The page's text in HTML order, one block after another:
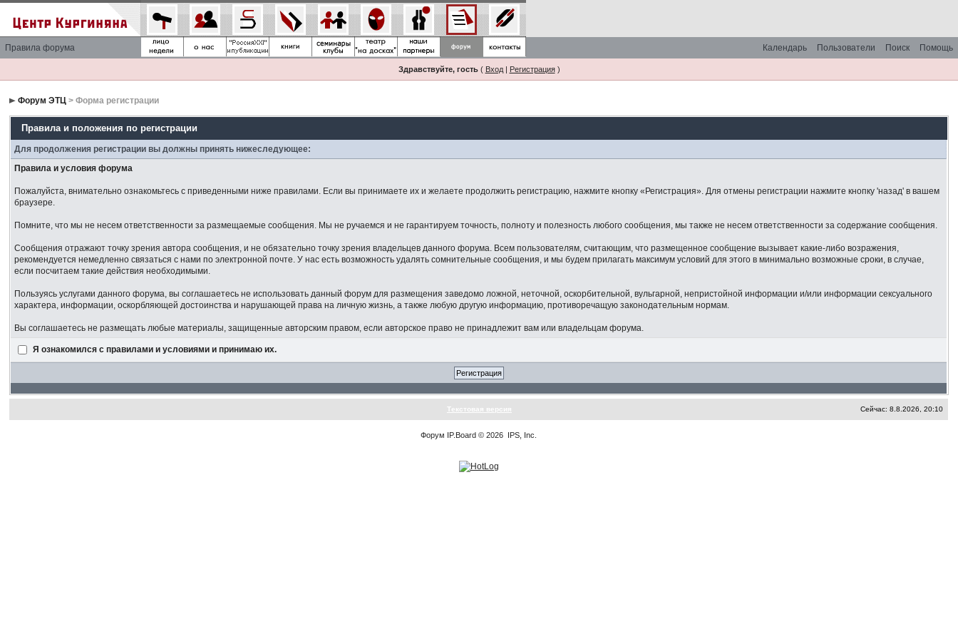
Правила форума Помощь
Поиск
Пользователи
Календарь
Здравствуйте, гость( Вход| Регистрация)
Форум ЭТЦ > Форма регистрации
Правила и положения по регистрации
Для продолжения регистрации вы должны принять нижеследующее:
Правила и условия форума
Пожалуйста, внимательно ознакомьтесь с приведенными ниже правилами. Если вы принимаете их и желаете продолжить регистрацию, нажмите кнопку «Регистрация». Для отмены регистрации нажмите кнопку 'назад' в вашем
браузере.
Помните, что мы не несем ответственности за размещаемые сообщения. Мы не ручаемся и не гарантируем точность, полноту и полезность любого сообщения, мы также не несем ответственности за содержание сообщения.
Сообщения отражают точку зрения автора сообщения, и не обязательно точку зрения владельцев данного форума. Всем пользователям, считающим, что размещенное сообщение вызывает какие-либо возражения,
рекомендуется немедленно связаться с нами по электронной почте. У нас есть возможность удалять сомнительные сообщения, и мы будем прилагать максимум условий для этого в минимально возможные сроки, в случае,
если посчитаем такие действия необходимыми.
Пользуясь услугами данного форума, вы соглашаетесь не использовать данный форум для размещения заведомо ложной, неточной, оскорбительной, вульгарной, непристойной информации и/или информации сексуального
характера, информации, оскорбляющей достоинства и нарушающей права на личную жизнь, а также любую другую информацию, противоречащую законодательным нормам.
Вы соглашаетесь не размещать любые материалы, защищенные авторским правом, если авторское право не принадлежит вам или владельцам форума.
Я ознакомился с правилами и условиями и принимаю их.
Текстовая версия Сейчас: 8.8.2026, 20:10
Форум IP.Board © 2026 IPS, Inc